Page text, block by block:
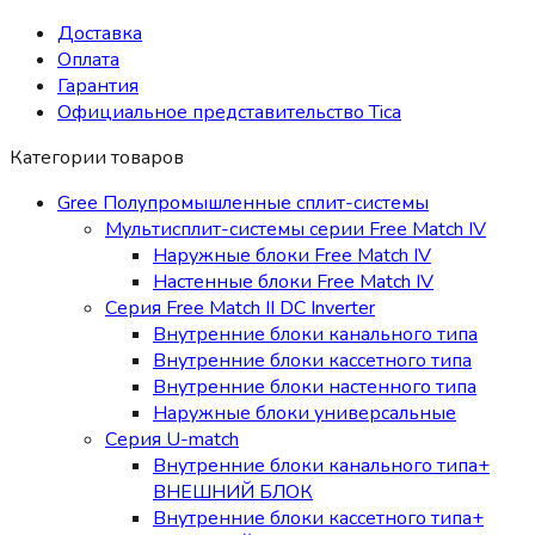
Доставка
Оплата
Гарантия
Официальное представительство Tica
Категории товаров
Gree Полупромышленные сплит-системы
Мультисплит-системы cерии Free Match IV
Наружные блоки Free Match IV
Настенные блоки Free Match IV
Серия Free Match II DC Inverter
Внутренние блоки канального типа
Внутренние блоки кассетного типа
Внутренние блоки настенного типа
Наружные блоки универсальные
Серия U-match
Внутренние блоки канального типа+
ВНЕШНИЙ БЛОК
Внутренние блоки кассетного типа+